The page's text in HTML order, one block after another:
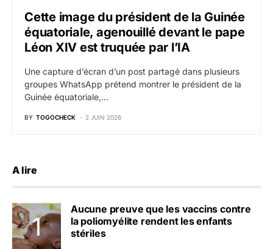
Cette image du président de la Guinée
équatoriale, agenouillé devant le pape
Léon XIV est truquée par l’IA
Une capture d’écran d’un post partagé dans plusieurs
groupes WhatsApp prétend montrer le président de la
Guinée équatoriale,…
BY TOGOCHECK 2 JUIN 2026
A lire
Aucune preuve que les vaccins contre
la poliomyélite rendent les enfants
stériles